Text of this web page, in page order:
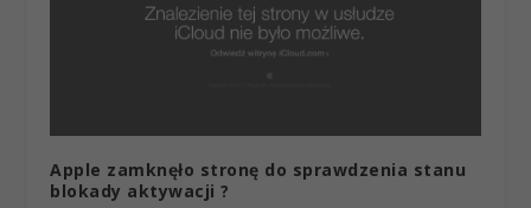
Apple zamknęło stronę do sprawdzenia stanu
blokady aktywacji ?